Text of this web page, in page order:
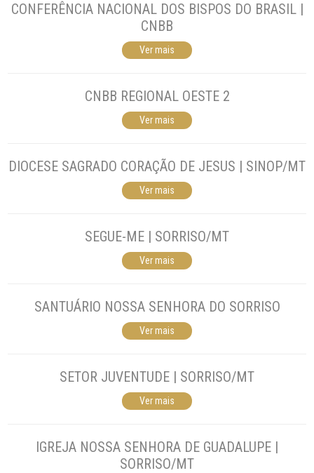
CONFERÊNCIA NACIONAL DOS BISPOS DO BRASIL |
CNBB
Ver mais
CNBB REGIONAL OESTE 2
Ver mais
DIOCESE SAGRADO CORAÇÃO DE JESUS | SINOP/MT
Ver mais
SEGUE-ME | SORRISO/MT
Ver mais
SANTUÁRIO NOSSA SENHORA DO SORRISO
Ver mais
SETOR JUVENTUDE | SORRISO/MT
Ver mais
IGREJA NOSSA SENHORA DE GUADALUPE |
SORRISO/MT